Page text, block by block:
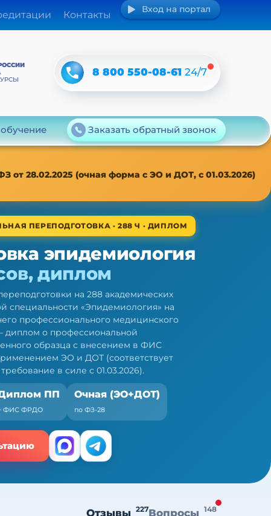
Контакты
Вход на портал
8 800 550-08-6124/7
Заказать обратный звонок
28.02.2025 (очная форма с ЭО и ДОТ, с 01.03.2026)
ПЕРЕПОДГОТОВКА · 288 Ч · ДИПЛОМ
эпидемиология
диплом
на 288 академических
специальности «Эпидемиология» на
профессионального медицинского
диплом о профессиональной
образца с внесением в ФИС
ЭО и ДОТ (соответствует
в силе с 01.03.2026).
ПП
ФИС ФРДО
Очная (ЭО+ДОТ)
по ФЗ-28
Отзывы 227Вопросы 148